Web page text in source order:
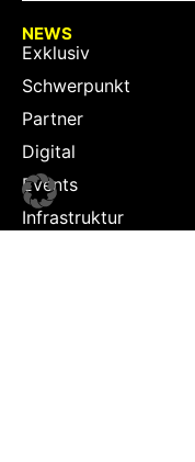
NEWS
Exklusiv
Schwerpunkt
Partner
Digital
Events
Infrastruktur